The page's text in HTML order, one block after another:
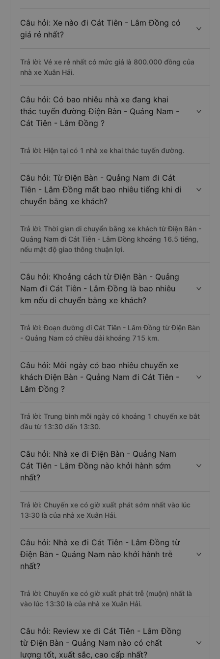
Câu hỏi: Xe nào đi Cát Tiên - Lâm Đồng có
giá rẻ nhất?
Trả lời: Vé xe rẻ nhất có mức giá là 800.000 đồng của
nhà xe Xuân Hải.
Câu hỏi: Có bao nhiêu nhà xe đang khai
thác tuyến đường Điện Bàn - Quảng Nam -
Cát Tiên - Lâm Đồng ?
Trả lời: Hiện tại có 1 nhà xe khai thác tuyến đường.
Câu hỏi: Từ Điện Bàn - Quảng Nam đi Cát
Tiên - Lâm Đồng mất bao nhiêu tiếng khi di
chuyển bằng xe khách?
Trả lời: Thời gian di chuyển bằng xe khách từ Điện Bàn -
Quảng Nam đi Cát Tiên - Lâm Đồng khoảng 16.5 tiếng,
nếu mật độ giao thông thuận lợi.
Câu hỏi: Khoảng cách từ Điện Bàn - Quảng
Nam đi Cát Tiên - Lâm Đồng là bao nhiêu
km nếu di chuyển bằng xe khách?
Trả lời: Đoạn đường đi Cát Tiên - Lâm Đồng từ Điện Bàn
- Quảng Nam có chiều dài khoảng 715 km.
Câu hỏi: Mỗi ngày có bao nhiêu chuyến xe
khách Điện Bàn - Quảng Nam đi Cát Tiên -
Lâm Đồng ?
Trả lời: Trung bình mỗi ngày có khoảng 1 chuyến xe bắt
đầu từ 13:30 đến 13:30.
Câu hỏi: Nhà xe đi Điện Bàn - Quảng Nam
Cát Tiên - Lâm Đồng nào khởi hành sớm
nhất?
Trả lời: Chuyến xe có giờ xuất phát sớm nhất vào lúc
13:30 là của nhà xe Xuân Hải.
Câu hỏi: Nhà xe đi Cát Tiên - Lâm Đồng từ
Điện Bàn - Quảng Nam nào khởi hành trễ
nhất?
Trả lời: Chuyến xe có giờ xuất phát trễ (muộn) nhất là
vào lúc 13:30 là của nhà xe Xuân Hải.
Câu hỏi: Review xe đi Cát Tiên - Lâm Đồng
từ Điện Bàn - Quảng Nam nào có chất
lượng tốt, xuất sắc, cao cấp nhất?